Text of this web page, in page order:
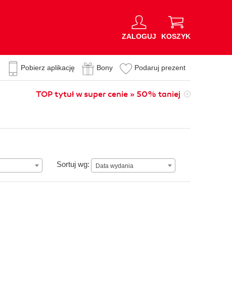
ZALOGUJ KOSZYK
Pobierz aplikację Bony Podaruj prezent
TOP tytuł w super cenie » 50% taniej
Sortuj wg: Data wydania
Data wydania